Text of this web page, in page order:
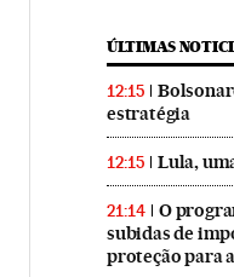
ÚLTIMAS
12:15
estratégia
12:15 Lula,
21:14
O
subidas de
proteção para